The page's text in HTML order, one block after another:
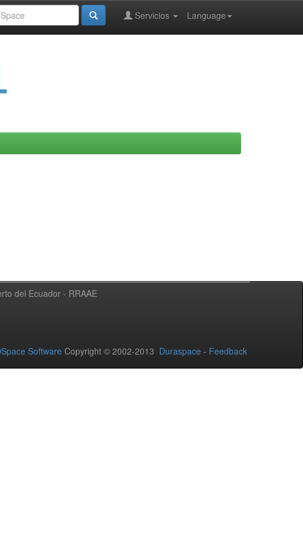
Language
Servicios
del Ecuador - RRAAE
Software Copyright © 2002-2013 Duraspace - Feedback